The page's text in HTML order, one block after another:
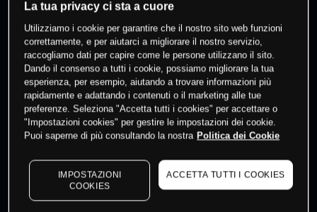
0 % dei clienti hanno posizioni
questo prodotto
Fai trading
I prezzi sono solo indicativi. Accediper vedere gli ultimi
dati di mercato
to see latest market data
La tua privacy ci sta a cuore
Utilizziamo i cookie per garantire che il nostro sito web funzioni
correttamente, e per aiutarci a migliorare il nostro servizio,
raccogliamo dati per capire come le persone utilizzano il sito.
Dando il consenso a tutti i cookie, possiamo migliorare la tua
esperienza, per esempio, aiutando a trovare informazioni più
rapidamente e adattando i contenuti o il marketing alle tue
preferenze. Seleziona "Accetta tutti i cookies" per accettare o
"Impostazioni cookies" per gestire le impostazioni dei cookie.
Puoi saperne di più consultando la nostra Politica dei Cookie
IMPOSTAZIONI
COOKIES
ACCETTA TUTTI I COOKIES